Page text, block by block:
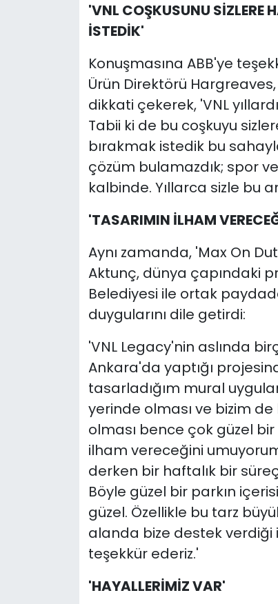
'VNL COŞKUSUNU
İSTEDİK'
Konuşmasına ABB'ye
Ürün Direktörü
dikkati çekerek, 'VNL
Tabii ki de bu coşkuyu
bırakmak istedik bu
çözüm bulamazdık; spor
kalbinde. Yıllarca sizle bu
'TASARIMIN İLHAM
Aynı zamanda, 'Max On
Aktunç, dünya çapındaki
Belediyesi ile ortak
duygularını dile getirdi:
'VNL Legacy'nin aslında
Ankara'da yaptığı
tasarladığım mural
yerinde olması ve bizim
olması bence çok güzel
ilham vereceğini
derken bir haftalık bir
Böyle güzel bir parkın
güzel. Özellikle bu tarz
alanda bize destek verdiği
teşekkür ederiz.'
'HAYALLERİMİZ VAR'